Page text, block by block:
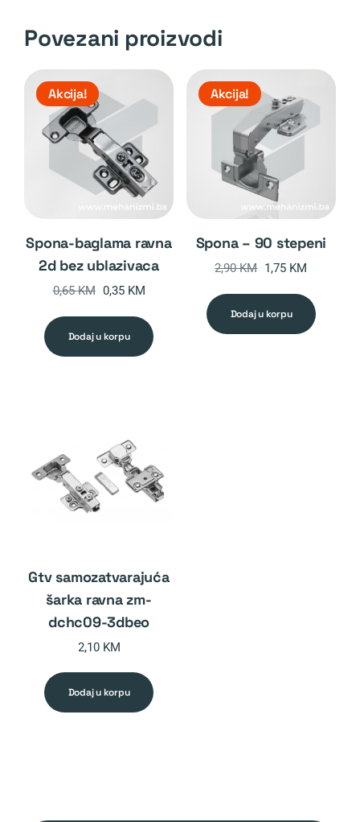
Povezani proizvodi
Akcija!
spona-baglama ravna
2d bez ublazivaca
0,65KM Original
0,65 KM.
0,35 KMCurrent
is:
0,35 KM.
dodaj u korpu
Akcija!
spona – 90 stepeni
2,90KM Original
2,90 KM.
1,75 KM
is:
1,75 KM.
dodaj u korpu
gtv samozatvarajuća
šarka ravna zm-
dchc09-3dbeo
2,10 KM
dodaj u korpu